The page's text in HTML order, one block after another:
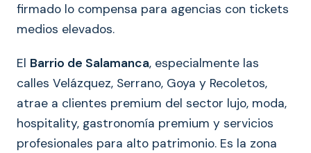
firmado lo compensa para agencias con tickets
medios elevados.
El Barrio de Salamanca, especialmente las
calles Velázquez, Serrano, Goya y Recoletos,
atrae a clientes premium del sector lujo, moda,
hospitality, gastronomía premium y servicios
profesionales para alto patrimonio. Es la zona